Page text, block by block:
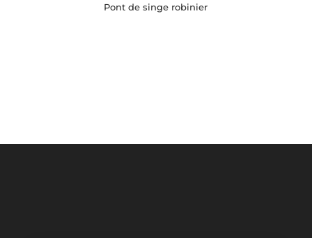
Pont de singe robinier